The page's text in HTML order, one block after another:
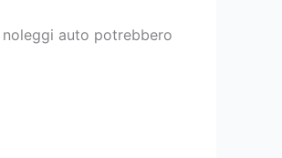
auto potrebbero